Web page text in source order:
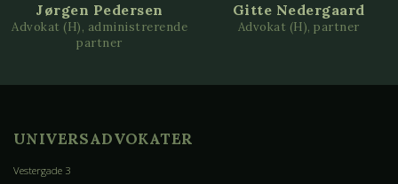
Jørgen Pedersen
Advokat (H), administrerende
partner
Gitte Nedergaard
Advokat (H), partner
UNIVERSADVOKATER
Vestergade 3